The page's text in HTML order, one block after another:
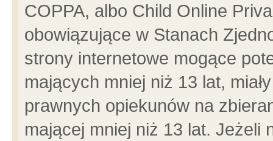
COPPA, albo Child Online
obowiązujące w Stanach
strony internetowe mogące
mających mniej niż 13 lat,
prawnych opiekunów na
mającej mniej niż 13 lat. Jeżeli